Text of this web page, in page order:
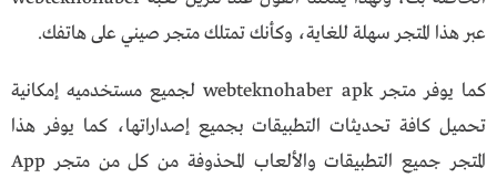
عبر هذا المتجر سهلة للغاية، وكأنك تمتلك متجر صيني على هاتفك.
كما يوفر متجر webteknohaber apk لجميع مستخدميه إمكانية
تحميل كافة تحديثات التطبيقات بجميع إصداراتها، كما يوفر هذا
المتجر جميع التطبيقات والألعاب المحذوفة من كل من متجر App